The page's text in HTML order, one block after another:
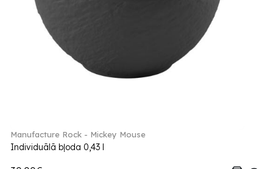
Manufacture Rock - Mickey Mouse
Individuālā bļoda 0,43 l